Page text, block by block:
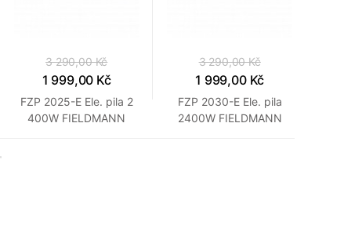
3 290,00 Kč
1 999,00 Kč
FZP 2025-E Ele. pila 2
400W FIELDMANN
3 290,00 Kč
1 999,00 Kč
FZP 2030-E Ele. pila
2400W FIELDMANN